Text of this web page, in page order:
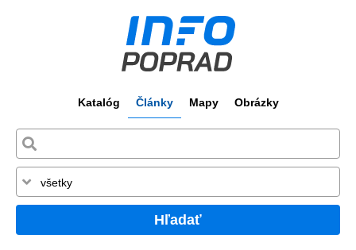
Katalóg Články Mapy Obrázky
Hľadať